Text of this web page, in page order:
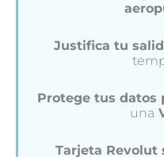
Justifica tu
Protege tus datos
una
Tarjeta Revolut